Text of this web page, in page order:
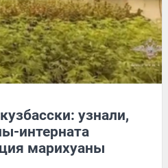
узнали,
интерната
марихуаны